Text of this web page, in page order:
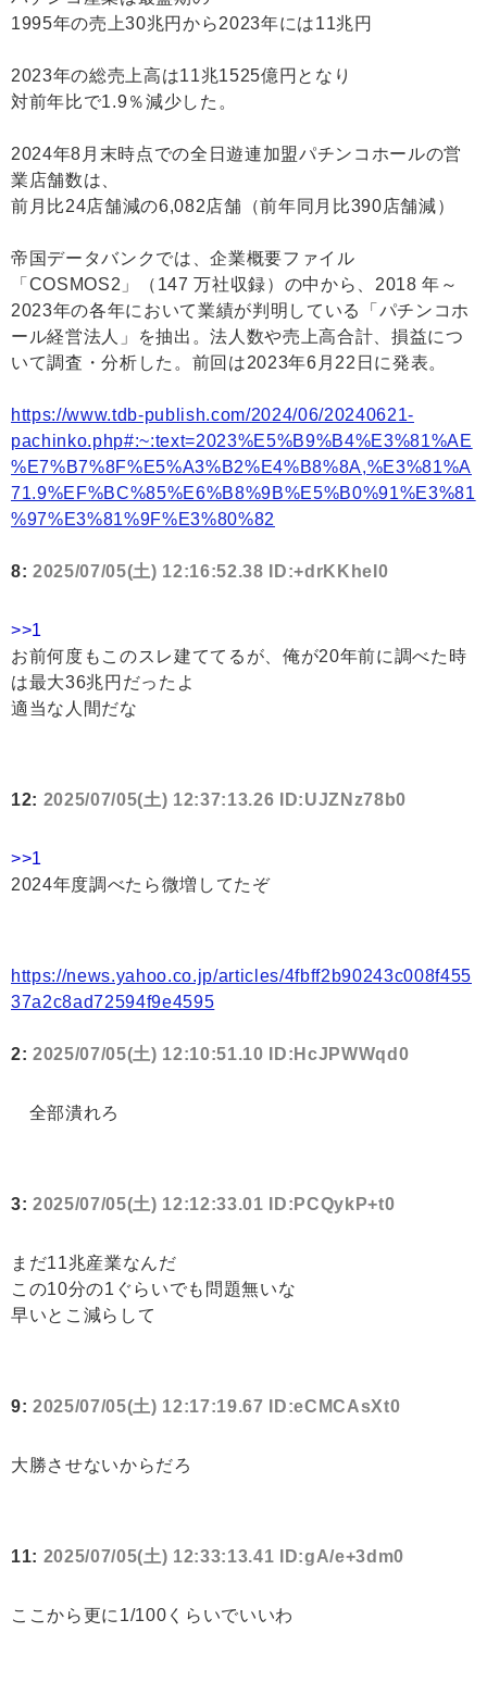
1995年の売上30兆円から2023年には11兆円
2023年の総売上高は11兆1525億円となり
対前年比で1.9％減少した。
2024年8月末時点での全日遊連加盟パチンコホールの営
業店舗数は、
前月比24店舗減の6,082店舗（前年同月比390店舗減）
帝国データバンクでは、企業概要ファイル
「COSMOS2」（147 万社収録）の中から、2018 年～
2023年の各年において業績が判明している「パチンコホ
ール経営法人」を抽出。法人数や売上高合計、損益につ
いて調査・分析した。前回は2023年6月22日に発表。
https://www.tdb-publish.com/2024/06/20240621-
pachinko.php#:~:text=2023%E5%B9%B4%E3%81%AE
%E7%B7%8F%E5%A3%B2%E4%B8%8A,%E3%81%A
71.9%EF%BC%85%E6%B8%9B%E5%B0%91%E3%81
%97%E3%81%9F%E3%80%82
8: 2025/07/05(土) 12:16:52.38 ID:+drKKheI0
>>1
お前何度もこのスレ建ててるが、俺が20年前に調べた時
は最大36兆円だったよ
適当な人間だな
12: 2025/07/05(土) 12:37:13.26 ID:UJZNz78b0
>>1
2024年度調べたら微増してたぞ
https://news.yahoo.co.jp/articles/4fbff2b90243c008f455
37a2c8ad72594f9e4595
2: 2025/07/05(土) 12:10:51.10 ID:HcJPWWqd0
全部潰れろ
3: 2025/07/05(土) 12:12:33.01 ID:PCQykP+t0
まだ11兆産業なんだ
この10分の1ぐらいでも問題無いな
早いとこ減らして
9: 2025/07/05(土) 12:17:19.67 ID:eCMCAsXt0
大勝させないからだろ
11: 2025/07/05(土) 12:33:13.41 ID:gA/e+3dm0
ここから更に1/100くらいでいいわ